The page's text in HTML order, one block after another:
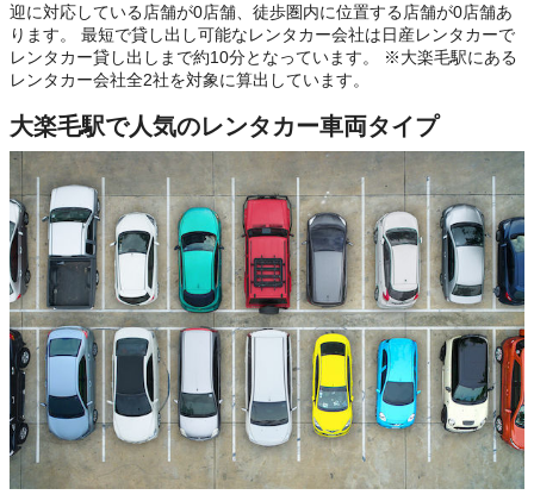
迎に対応している店舗が0店舗、徒歩圏内に位置する店舗が0店舗あ
ります。 最短で貸し出し可能なレンタカー会社は日産レンタカーで
レンタカー貸し出しまで約10分となっています。 ※大楽毛駅にある
レンタカー会社全2社を対象に算出しています。
大楽毛駅で人気のレンタカー車両タイプ